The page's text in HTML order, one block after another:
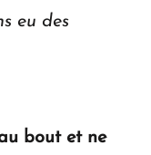
eu des
bout et ne